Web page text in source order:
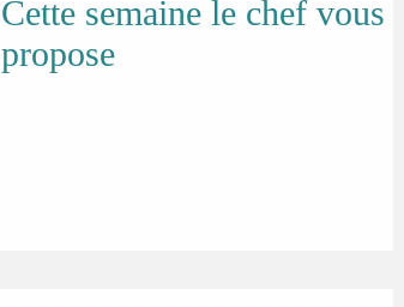
Cette semaine le chef vous
propose